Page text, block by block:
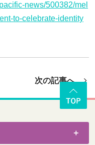
news/500382/mel
to-celebrate-identity
次の記事へ